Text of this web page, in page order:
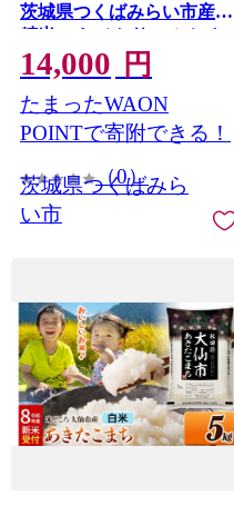
茨城県つくばみらい市産
精米 こしひかり コシヒカ
リ あきたこまち ひとめぼ
れ ふくまる ゆめひたち ミ
ルキークイーン にじのき
らめき 即納 米 コメ こめ
美味しい お米 おこめ おコ
メ [CL264-NT]
14,000 円
たまったWAON
POINTで寄附できる！
（0）
茨城県つくばみら
い市